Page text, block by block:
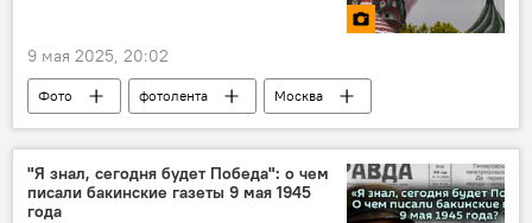
9 мая 2025, 20:02
Фото фотолента
Москва
День Победы
Великая Победа
Великая Отечественная война
Парад Победы
Красная площадь
"Я знал, сегодня будет Победа": о чем
писали бакинские газеты 9 мая 1945
года